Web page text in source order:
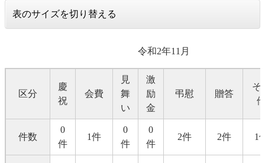
表のサイズを切り替える
令和2年11月
区分
慶
祝
会費
見
舞
い
激
励
金
弔慰 贈答
そ
件数
0
件
1件
0
件
0
件
2件 2件 1